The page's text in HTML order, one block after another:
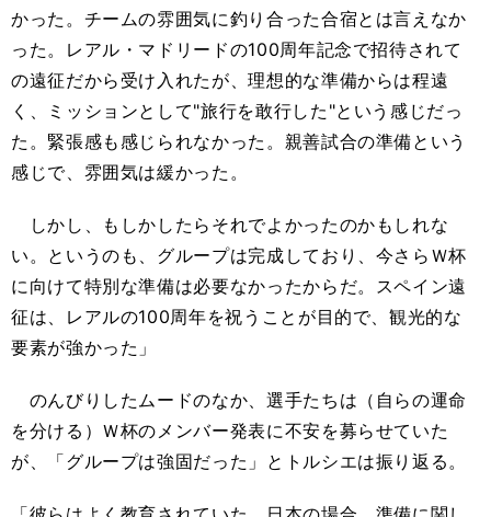
かった。チームの雰囲気に釣り合った合宿とは言えなか
った。レアル・マドリードの100周年記念で招待されて
の遠征だから受け入れたが、理想的な準備からは程遠
く、ミッションとして"旅行を敢行した"という感じだっ
た。緊張感も感じられなかった。親善試合の準備という
感じで、雰囲気は緩かった。
しかし、もしかしたらそれでよかったのかもしれな
い。というのも、グループは完成しており、今さらＷ杯
に向けて特別な準備は必要なかったからだ。スペイン遠
征は、レアルの100周年を祝うことが目的で、観光的な
要素が強かった」
のんびりしたムードのなか、選手たちは（自らの運命
を分ける）Ｗ杯のメンバー発表に不安を募らせていた
が、「グループは強固だった」とトルシエは振り返る。